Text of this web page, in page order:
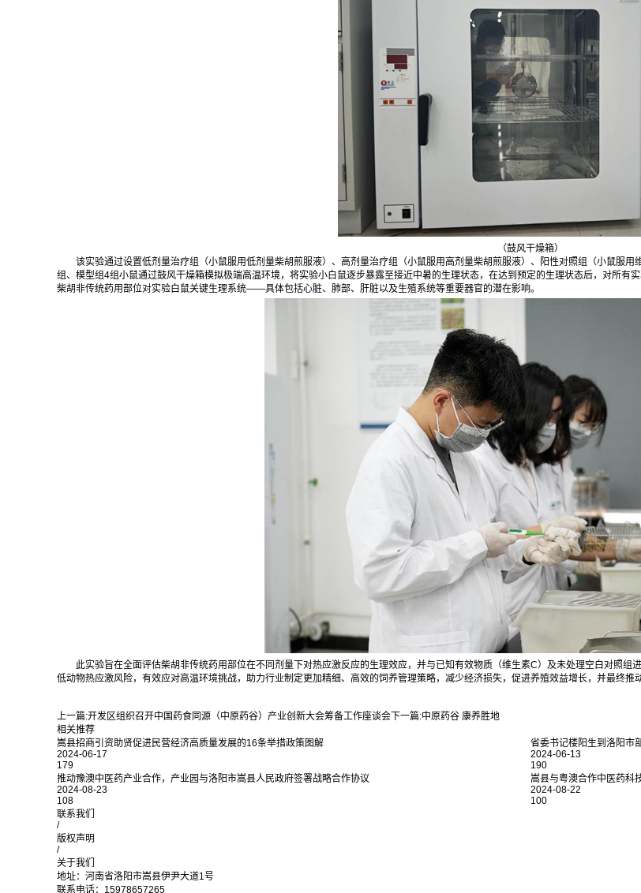
（鼓风干燥箱）
该实验通过设置低剂量治疗组（小鼠服用低剂量柴胡煎服液）、高剂量治疗组（小鼠服用高剂量柴胡煎服液）、阳性对照组（小鼠服
组、模型组4组小鼠通过鼓风干燥箱模拟极端高温环境，将实验小白鼠逐步暴露至接近中暑的生理状态，在达到预定的生理状态后，对所
柴胡非传统药用部位对实验白鼠关键生理系统——具体包括心脏、肺部、肝脏以及生殖系统等重要器官的潜在影响。
此实验旨在全面评估柴胡非传统药用部位在不同剂量下对热应激反应的生理效应，并与已知有效物质（维生素C）及未处理空白对照
低动物热应激风险，有效应对高温环境挑战，助力行业制定更加精细、高效的饲养管理策略，减少经济损失，促进养殖效益增长，并最终推
上一篇:开发区组织召开中国药食同源（中原药谷）产业创新大会筹备工作座谈会下一篇:中原药谷 康养胜地
相关推荐
嵩县招商引资助贤促进民营经济高质量发展的16条举措政策图解
2024-06-17
179
省委书记楼阳生到洛阳市
2024-06-13
190
推动豫澳中医药产业合作，产业园与洛阳市嵩县人民政府签署战略合作协议
2024-08-23
108
嵩县与粤澳合作中医药科
2024-08-22
100
联系我们
/
版权声明
/
关于我们
地址：河南省洛阳市嵩县伊尹大道1号
联系电话：15978657265